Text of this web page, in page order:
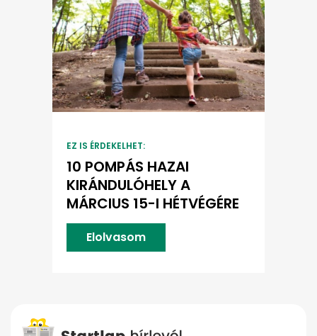
EZ IS ÉRDEKELHET:
10 POMPÁS HAZAI
KIRÁNDULÓHELY A
MÁRCIUS 15-I HÉTVÉGÉRE
Elolvasom